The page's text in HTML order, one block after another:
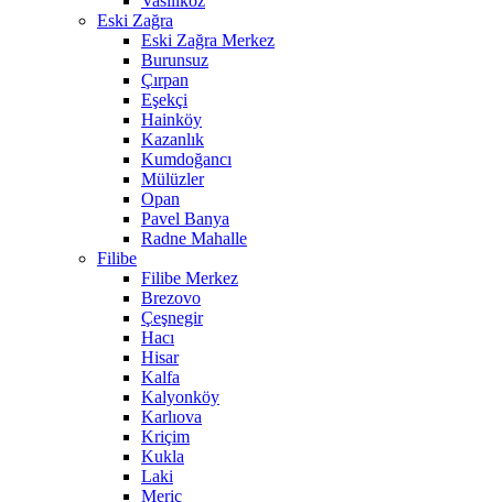
Eski Zağra
Eski Zağra Merkez
Burunsuz
Çırpan
Eşekçi
Hainköy
Kazanlık
Kumdoğancı
Mülüzler
Opan
Pavel Banya
Radne Mahalle
Filibe
Filibe Merkez
Brezovo
Çeşnegir
Hacı
Hisar
Kalfa
Kalyonköy
Karlıova
Kriçim
Kukla
Laki
Meriç